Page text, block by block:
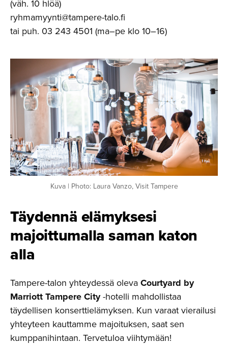
(väh. 10 hlöä)
ryhmamyynti@tampere-talo.fi
tai puh. 03 243 4501 (ma–pe klo 10–16)
Kuva | Photo: Laura Vanzo, Visit Tampere
Täydennä elämyksesi
majoittu­malla saman katon
alla
Tampere-talon yhteydessä olevaCourtyard by
Marriott Tampere City-hotelli mahdollistaa
täydellisen konserttielämyksen. Kun varaat vierailusi
yhteyteen kauttamme majoituksen, saat sen
kumppanihintaan. Tervetuloa viihtymään!